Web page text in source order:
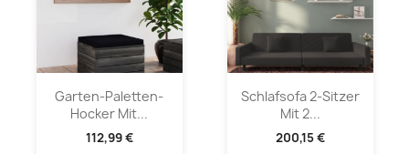
Garten-Paletten-
Hocker Mit...
112,99 €
Schlafsofa 2-Sitzer
Mit 2...
200,15 €